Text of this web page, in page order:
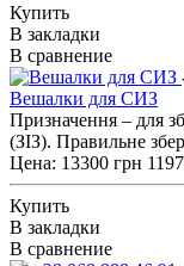
Купить
В закладки
В сравнение
Вешалки для СИЗ
Призначення – для
(ЗІЗ). Правильне
Цена: 13300 грн
Купить
В закладки
В сравнение